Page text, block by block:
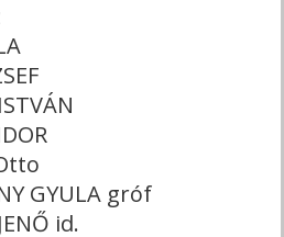
GYULA gróf
id.